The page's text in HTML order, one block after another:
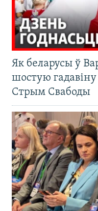
Як беларусы ў
шостую
Стрым Свабоды